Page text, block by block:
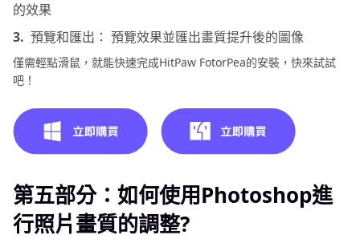
的效果
3. 預覽和匯出： 預覽效果並匯出畫質提升後的圖像
僅需輕點滑鼠，就能快速完成HitPaw FotorPea的安裝，快來試試
吧！
第五部分：如何使用Photoshop進
行照片畫質的調整?